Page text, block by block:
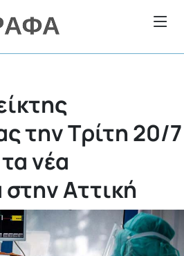
την Τρίτη 20/7
νέα
Αττική